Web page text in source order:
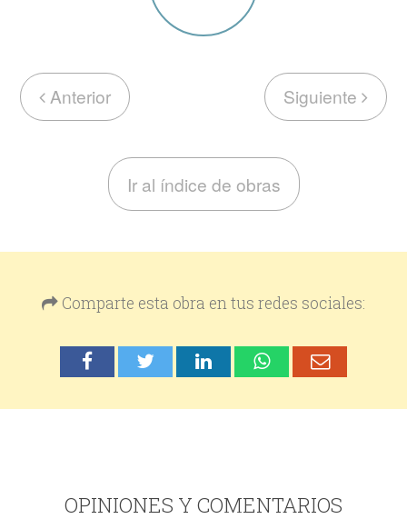
Anterior Siguiente
Ir al índice de obras
Comparte esta obra en tus redes sociales:
OPINIONES Y COMENTARIOS